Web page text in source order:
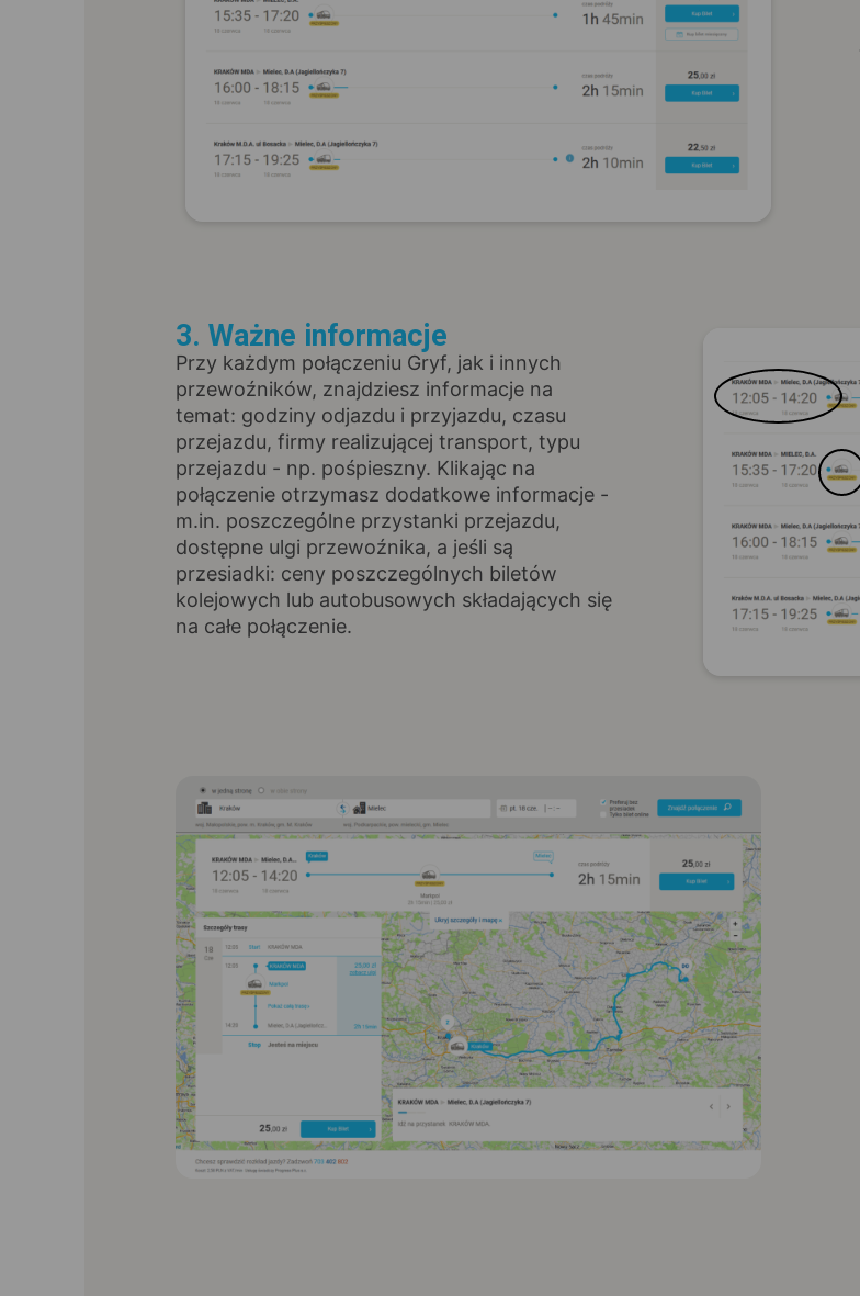
3. Ważne informacje
Przy każdym połączeniu Gryf, jak i innych
przewoźników, znajdziesz informacje na
temat: godziny odjazdu i przyjazdu, czasu
przejazdu, firmy realizującej transport, typu
przejazdu - np. pośpieszny. Klikając na
połączenie otrzymasz dodatkowe informacje -
m.in. poszczególne przystanki przejazdu,
dostępne ulgi przewoźnika, a jeśli są
przesiadki: ceny poszczególnych biletów
kolejowych lub autobusowych składających się
na całe połączenie.